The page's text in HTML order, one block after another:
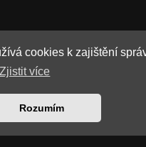
cookies k zajištění
Zjistit více
Rozumím